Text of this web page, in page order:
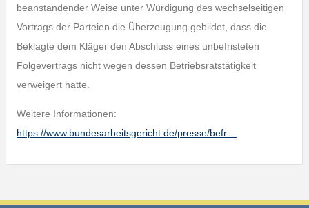
beanstandender Weise unter Würdigung des wechselseitigen
Vortrags der Parteien die Überzeugung gebildet, dass die
Beklagte dem Kläger den Abschluss eines unbefristeten
Folgevertrags nicht wegen dessen Betriebsratstätigkeit
verweigert hatte.
Weitere Informationen:
https://www.bundesarbeitsgericht.de/presse/befr…